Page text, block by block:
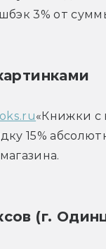
3% от
«Книжки с
15%
(г.